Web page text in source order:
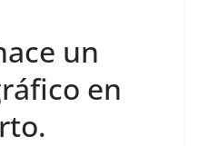
un
en